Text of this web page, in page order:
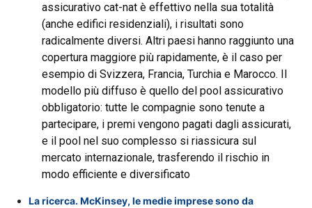
assicurativo cat-nat è effettivo nella sua totalità
(anche edifici residenziali), i risultati sono
radicalmente diversi. Altri paesi hanno raggiunto una
copertura maggiore più rapidamente, è il caso per
esempio di Svizzera, Francia, Turchia e Marocco. Il
modello più diffuso è quello del pool assicurativo
obbligatorio: tutte le compagnie sono tenute a
partecipare, i premi vengono pagati dagli assicurati,
e il pool nel suo complesso si riassicura sul
mercato internazionale, trasferendo il rischio in
modo efficiente e diversificato
La ricerca. McKinsey, le medie imprese sono da